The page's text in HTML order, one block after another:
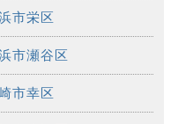
市栄区
市瀬谷区
市幸区